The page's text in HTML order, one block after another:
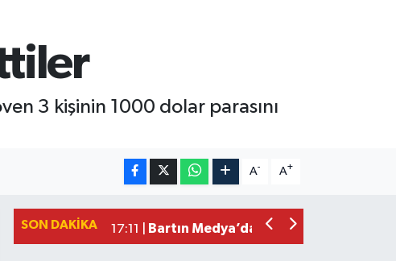
3 kişinin 1000 dolar parasını
A- A+
SON DAKIKA
15:17 |Vali Yardımcısına Çarpmak Pahalıya
09:08 |Bartın ANALİG Bocce Türkiye
17:11 | Bartın Medya’dan Bartın TSO’ya